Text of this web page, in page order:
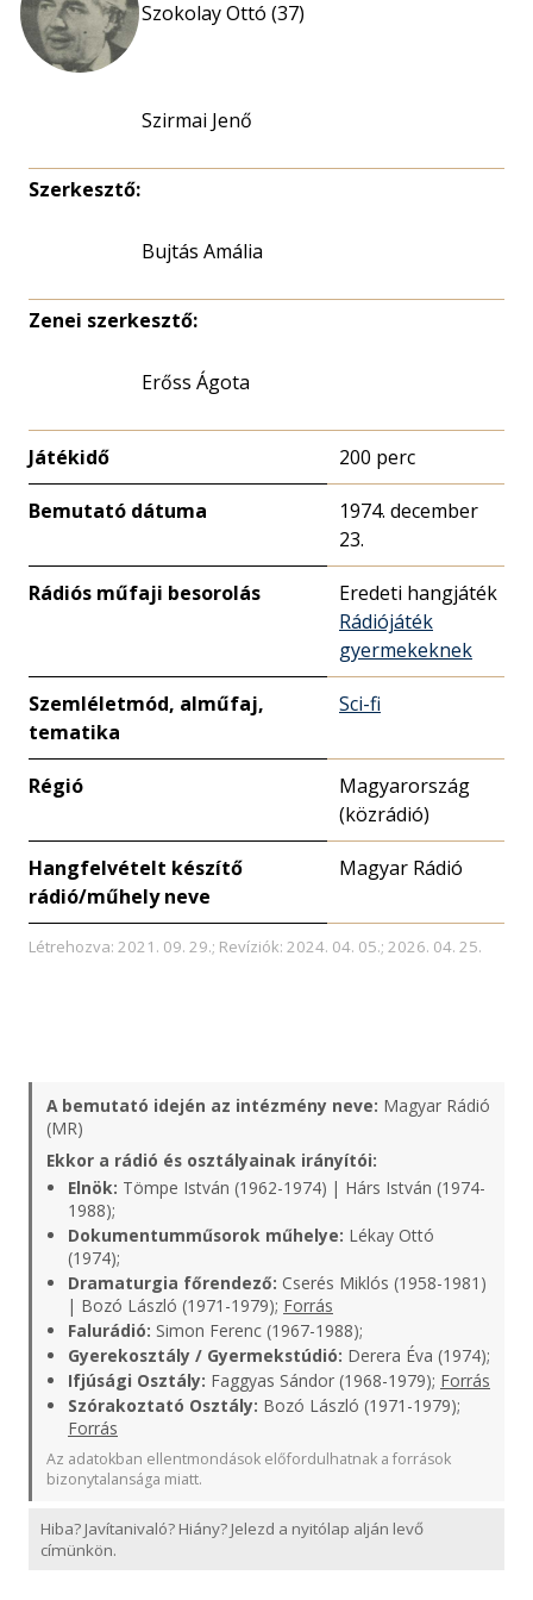
Szokolay Ottó (37)
Szirmai Jenő
Szerkesztő:
Bujtás Amália
Zenei szerkesztő:
Erőss Ágota
Játékidő 200 perc
Bemutató dátuma
1974. december
23.
Rádiós műfaji besorolás
Eredeti hangjáték
Rádiójáték
gyermekeknek
Szemléletmód, alműfaj,
tematika
Sci-fi
Régió
Magyarország
(közrádió)
Hangfelvételt készítő
rádió/műhely neve
Magyar Rádió
Létrehozva: 2021. 09. 29.; Revíziók: 2024. 04. 05.; 2026. 04. 25.
A bemutató idején az intézmény neve: Magyar Rádió
(MR)
Ekkor a rádió és osztályainak irányítói:
Elnök: Tömpe István (1962-1974) | Hárs István (1974-
1988);
Dokumentumműsorok műhelye: Lékay Ottó
(1974);
Dramaturgia főrendező: Cserés Miklós (1958-1981)
| Bozó László (1971-1979); Forrás
Falurádió: Simon Ferenc (1967-1988);
Gyerekosztály / Gyermekstúdió: Derera Éva (1974);
Ifjúsági Osztály: Faggyas Sándor (1968-1979); Forrás
Szórakoztató Osztály: Bozó László (1971-1979);
Forrás
Az adatokban ellentmondások előfordulhatnak a források
bizonytalansága miatt.
Hiba? Javítanivaló? Hiány? Jelezd a nyitólap alján levő
címünkön.